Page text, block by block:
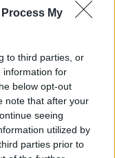
Process My
to third parties, or
information for
below opt-out
note that after your
seeing
utilized by
parties prior to
Andersson